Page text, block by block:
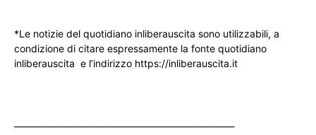
*Le notizie del quotidiano inliberauscita sono utilizzabili, a
condizione di citare espressamente la fonte quotidiano
inliberauscita e l’indirizzo https://inliberauscita.it